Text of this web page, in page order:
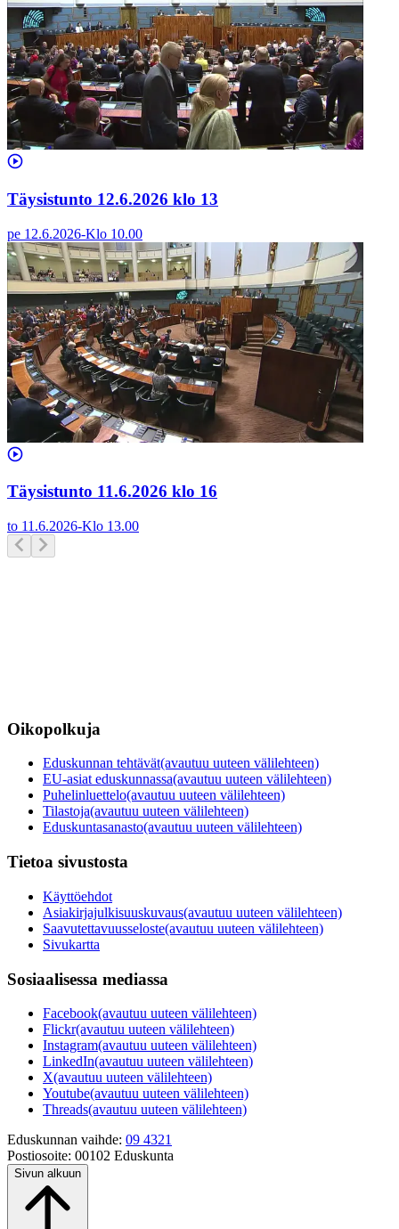
Täysistunto 12.6.2026 klo 13
pe 12.6.2026-Klo 10.00
Täysistunto 11.6.2026 klo 16
to 11.6.2026-Klo 13.00
Oikopolkuja
Eduskunnan tehtävät(avautuu uuteen välilehteen)
EU-asiat eduskunnassa(avautuu uuteen välilehteen)
Puhelinluettelo(avautuu uuteen välilehteen)
Tilastoja(avautuu uuteen välilehteen)
Eduskuntasanasto(avautuu uuteen välilehteen)
Tietoa sivustosta
Käyttöehdot
Asiakirjajulkisuuskuvaus(avautuu uuteen välilehteen)
Saavutettavuusseloste(avautuu uuteen välilehteen)
Sivukartta
Sosiaalisessa mediassa
Facebook(avautuu uuteen välilehteen)
Flickr(avautuu uuteen välilehteen)
Instagram(avautuu uuteen välilehteen)
LinkedIn(avautuu uuteen välilehteen)
X(avautuu uuteen välilehteen)
Youtube(avautuu uuteen välilehteen)
Threads(avautuu uuteen välilehteen)
Eduskunnan vaihde: 09 4321
Postiosoite: 00102 Eduskunta
Sivun alkuun